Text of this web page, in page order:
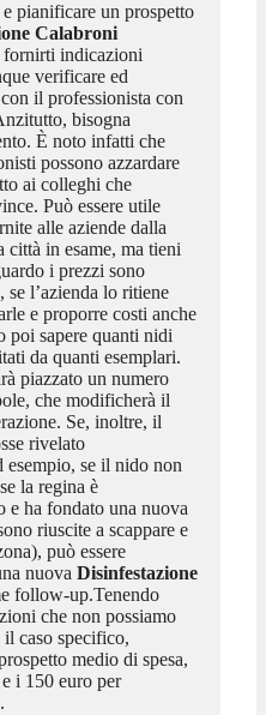
pianificare un prospetto
Calabroni
fornirti indicazioni
verificare ed
il professionista con
bisogna
È noto infatti che
possono azzardare
ai colleghi che
Può essere utile
alle aziende dalla
città in esame, ma tieni
i prezzi sono
l’azienda lo ritiene
e proporre costi anche
poi sapere quanti nidi
da quanti esemplari.
piazzato un numero
che modificherà il
Se, inoltre, il
rivelato
esempio, se il nido non
la regina è
e ha fondato una nuova
riuscite a scappare e
può essere
nuova Disinfestazione
follow-up.Tenendo
che non possiamo
il caso specifico,
medio di spesa,
i 150 euro per